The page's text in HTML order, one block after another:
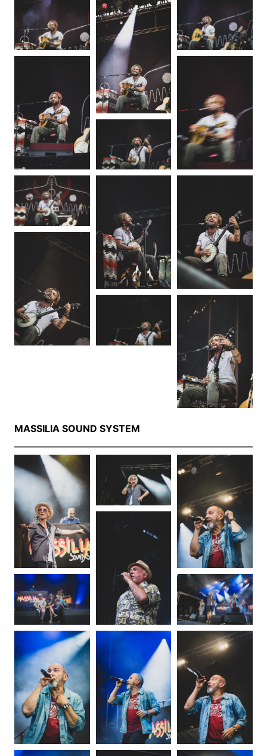
MASSILIA SOUND SYSTEM